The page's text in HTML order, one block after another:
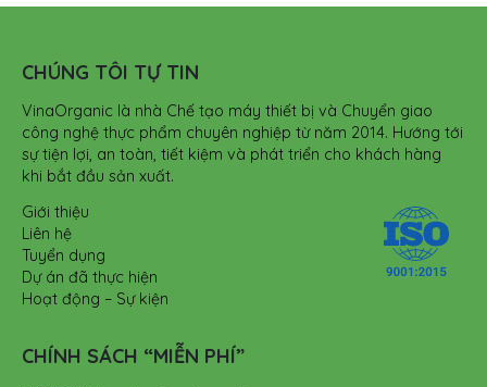
CHÚNG TÔI TỰ TIN
VinaOrganic là nhà Chế tạo máy thiết bị và Chuyển giao
công nghệ thực phẩm chuyên nghiệp từ năm 2014. Hướng tới
sự tiện lợi, an toàn, tiết kiệm và phát triển cho khách hàng
khi bắt đầu sản xuất.
Giới thiệu
Liên hệ
Tuyển dụng
Dự án đã thực hiện
Hoạt động – Sự kiện
CHÍNH SÁCH “MIỄN PHÍ”